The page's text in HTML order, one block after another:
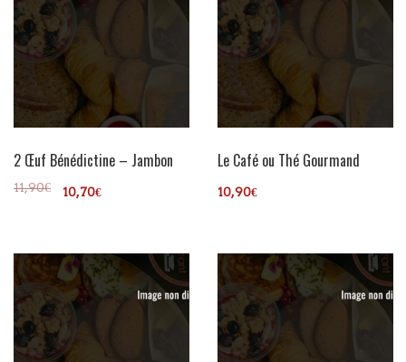
2 Œuf Bénédictine – Jambon
11,90€ 10,70€
Le Café ou Thé Gourmand
10,90€